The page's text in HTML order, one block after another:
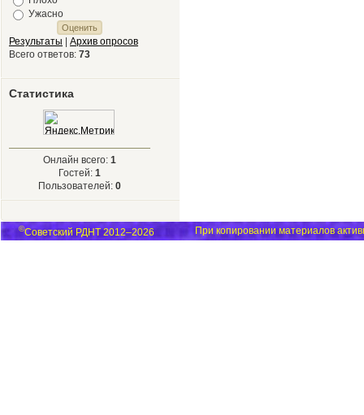
Ужасно
Результаты
Архив опросов
Всего ответов: 73
Статистика
Онлайн всего: 1
Гостей: 1
Пользователей: 0
©Советский РДНТ 2012–2026 При копировании материалов